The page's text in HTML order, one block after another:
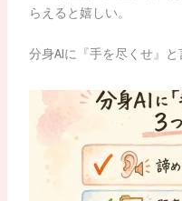
らえると嬉しい。
分身AIに『手を尽くせ』